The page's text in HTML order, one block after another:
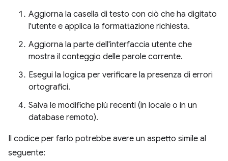
Aggiorna la casella di testo con ciò che ha digitato
l'utente e applica la formattazione richiesta.
Aggiorna la parte dell'interfaccia utente che
mostra il conteggio delle parole corrente.
Esegui la logica per verificare la presenza di errori
ortografici.
Salva le modifiche più recenti (in locale o in un
database remoto).
Il codice per farlo potrebbe avere un aspetto simile al
seguente: